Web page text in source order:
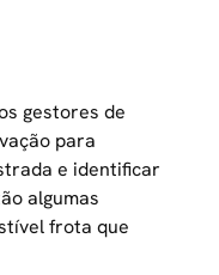
gestores de
para
e identificar
algumas
frota que